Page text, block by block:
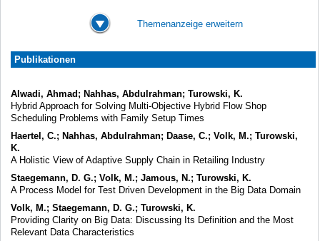
Themenanzeige erweitern
Publikationen
Alwadi, Ahmad; Nahhas, Abdulrahman; Turowski, K.
Hybrid Approach for Solving Multi-Objective Hybrid Flow Shop
Scheduling Problems with Family Setup Times
Haertel, C.; Nahhas, Abdulrahman; Daase, C.; Volk, M.; Turowski,
K.
A Holistic View of Adaptive Supply Chain in Retailing Industry
Staegemann, D. G.; Volk, M.; Jamous, N.; Turowski, K.
A Process Model for Test Driven Development in the Big Data Domain
Volk, M.; Staegemann, D. G.; Turowski, K.
Providing Clarity on Big Data: Discussing Its Definition and the Most
Relevant Data Characteristics